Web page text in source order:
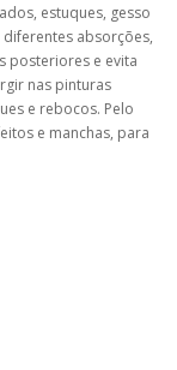
estuques, gesso
absorções,
posteriores e evita
nas pinturas
e rebocos. Pelo
e manchas, para